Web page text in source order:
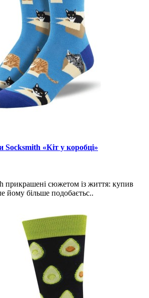
Socksmith «Кіт у коробці»
прикрашені сюжетом із життя: купив
йому більше подобаєтьс..